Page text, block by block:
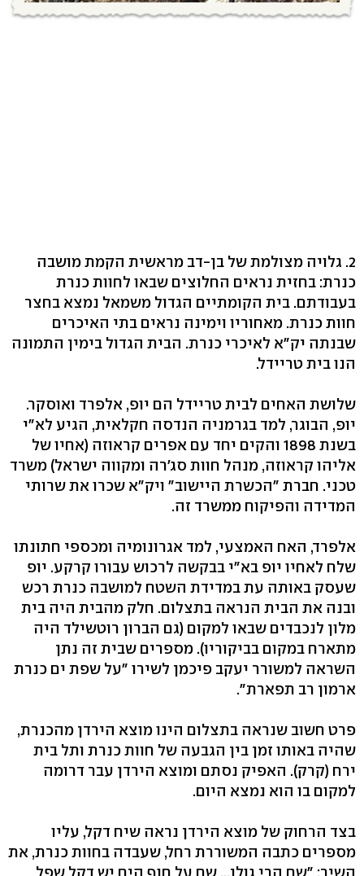
2. גלויה מצולמת של בן-דב מראשית הקמת מושבה
כנרת: בחזית נראים החלוצים שבאו לחוות כנרת
בעבודתם. בית הקומתיים הגדול משמאל נמצא בחצר
חוות כנרת. מאחוריו וימינה נראים בתי האיכרים
שבנתה יק"א לאיכרי כנרת. הבית הגדול בימין התמונה
הנו בית טריידל.
שלושת האחים לבית טריידל הם יופ, אלפרד ואוסקר.
יופ, הבוגר, למד בגרמניה הנדסה חקלאית, הגיע לא"י
בשנת 1898 והקים יחד עם אפרים קראוזה (אחיו של
אליהו קראוזה, מנהל חוות סג'רה ומקווה ישראל) משרד
טכני. חברת "הכשרת היישוב" ויק"א שכרו את שרותי
המדידה והפיקוח ממשרד זה.
אלפרד, האח האמצעי, למד אגרונומיה ומכספי חתונתו
שלח לאחיו יופ בא"י בבקשה לרכוש עבורו קרקע. יופ
שעסק באותה עת במדידת השטח למושבה כנרת רכש
ובנה את הבית הנראה בתצלום. חלק מהבית היה בית
מלון לנכבדים שבאו למקום (גם הברון רוטשילד היה
מתארח במקום בביקוריו). מספרים שבית זה נתן
השראה למשורר יעקב פיכמן לשירו "על שפת ים כנרת
ארמון רב תפארת".
פרט חשוב שנראה בתצלום הינו מוצא הירדן מהכנרת,
שהיה באותו זמן בין הגבעה של חוות כנרת ותל בית
ירח (קרק). האפיק נסתם ומוצא הירדן עבר דרומה
למקום בו הוא נמצא היום.
בצד הרחוק של מוצא הירדן נראה שיח דקל, עליו
מספרים כתבה המשוררת רחל, שעבדה בחוות כנרת, את